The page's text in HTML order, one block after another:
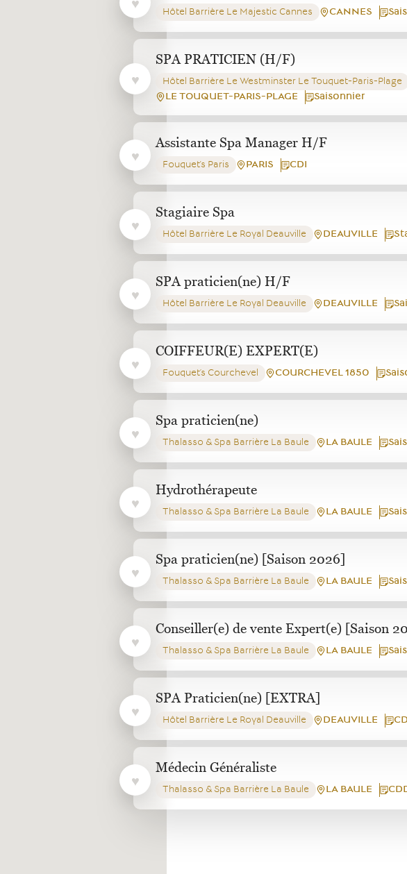
Hôtel Barrière Le Majestic Cannes CANNES
SPA PRATICIEN (H/F)
Hôtel Barrière Le Westminster Le Touquet-Paris-Plage
LE TOUQUET-PARIS-PLAGE Saisonnier
Assistante Spa Manager H/F
Fouquet's Paris PARIS CDI
Stagiaire Spa
Hôtel Barrière Le Royal Deauville DEAUVILLE
SPA praticien(ne) H/F
Hôtel Barrière Le Royal Deauville DEAUVILLE
COIFFEUR(E) EXPERT(E)
Fouquet’s Courchevel COURCHEVEL 1850
Spa praticien(ne)
Thalasso & Spa Barrière La Baule LA BAULE
Hydrothérapeute
Thalasso & Spa Barrière La Baule LA BAULE
Spa praticien(ne) [Saison 2026]
Thalasso & Spa Barrière La Baule LA BAULE
Conseiller(e) de vente Expert(e) [Saison
Thalasso & Spa Barrière La Baule LA BAULE
SPA Praticien(ne) [EXTRA]
Hôtel Barrière Le Royal Deauville DEAUVILLE
Médecin Généraliste
Thalasso & Spa Barrière La Baule LA BAULE